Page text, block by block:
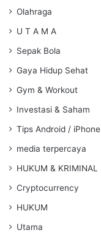
Olahraga
U T A M A
Sepak Bola
Gaya Hidup Sehat
Gym & Workout
Investasi & Saham
Tips Android / iPhone
media terpercaya
HUKUM & KRIMINAL
Cryptocurrency
HUKUM
Utama